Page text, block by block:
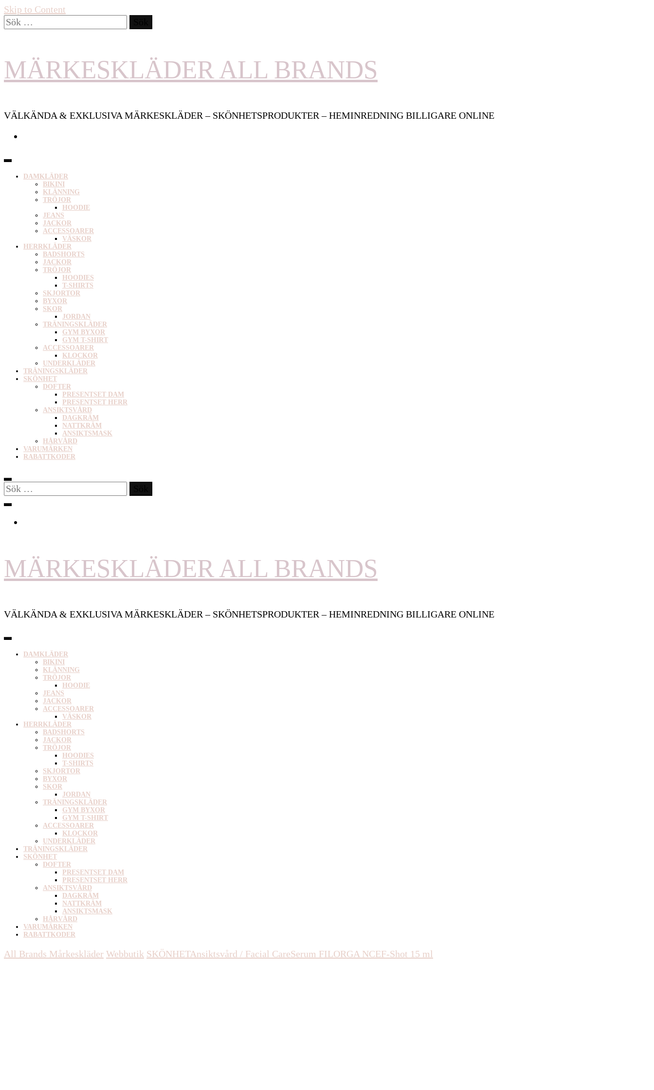
Skip to Content
Sök
efter:
MÄRKESKLÄDER ALL BRANDS
VÄLKÄNDA & EXKLUSIVA MÄRKESKLÄDER – SKÖNHETSPRODUKTER – HEMINREDNING BILLIGARE ONLINE
DAMKLÄDER
BIKINI
KLÄNNING
TRÖJOR
HOODIE
JEANS
JACKOR
ACCESSOARER
VÄSKOR
HERRKLÄDER
BADSHORTS
JACKOR
TRÖJOR
HOODIES
T-SHIRTS
SKJORTOR
BYXOR
SKOR
JORDAN
TRÄNINGSKLÄDER
GYM BYXOR
GYM T-SHIRT
ACCESSOARER
KLOCKOR
UNDERKLÄDER
TRÄNINGSKLÄDER
SKÖNHET
DOFTER
PRESENTSET DAM
PRESENTSET HERR
ANSIKTSVÅRD
DAGKRÄM
NATTKRÄM
ANSIKTSMASK
HÅRVÅRD
VARUMÄRKEN
RABATTKODER
Sök
efter:
MÄRKESKLÄDER ALL BRANDS
VÄLKÄNDA & EXKLUSIVA MÄRKESKLÄDER – SKÖNHETSPRODUKTER – HEMINREDNING BILLIGARE ONLINE
DAMKLÄDER
BIKINI
KLÄNNING
TRÖJOR
HOODIE
JEANS
JACKOR
ACCESSOARER
VÄSKOR
HERRKLÄDER
BADSHORTS
JACKOR
TRÖJOR
HOODIES
T-SHIRTS
SKJORTOR
BYXOR
SKOR
JORDAN
TRÄNINGSKLÄDER
GYM BYXOR
GYM T-SHIRT
ACCESSOARER
KLOCKOR
UNDERKLÄDER
TRÄNINGSKLÄDER
SKÖNHET
DOFTER
PRESENTSET DAM
PRESENTSET HERR
ANSIKTSVÅRD
DAGKRÄM
NATTKRÄM
ANSIKTSMASK
HÅRVÅRD
VARUMÄRKEN
RABATTKODER
All Brands Mårkeskläder Webbutik SKÖNHETAnsiktsvård / Facial CareSerum FILORGA NCEF-Shot 15 ml